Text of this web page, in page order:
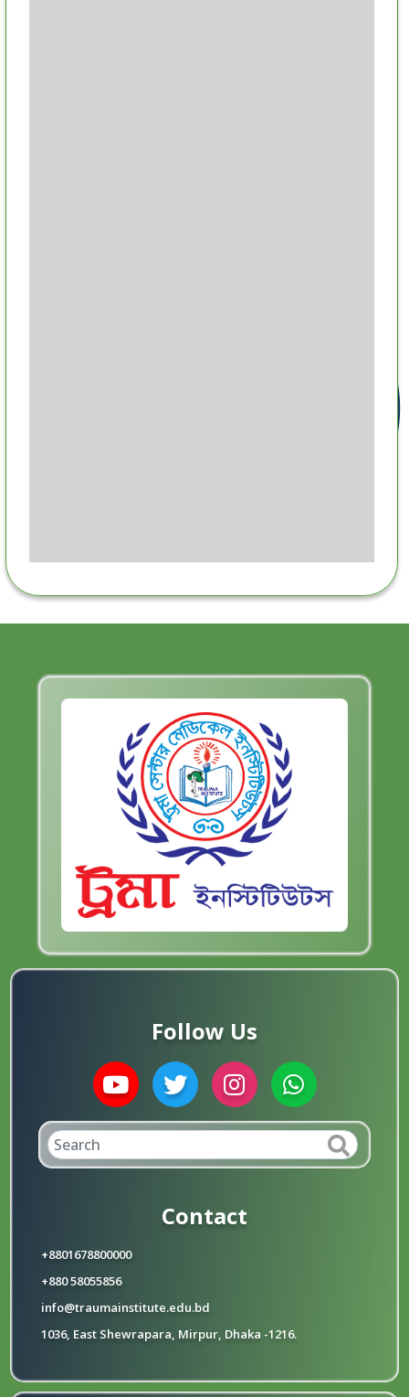
Follow Us
Contact
+8801678800000
+880 58055856
info@traumainstitute.edu.bd
1036, East Shewrapara, Mirpur, Dhaka -1216.